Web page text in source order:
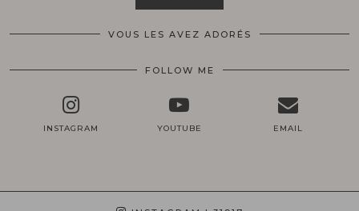
VOUS LES AVEZ ADORÉS
FOLLOW ME
INSTAGRAM YOUTUBE EMAIL